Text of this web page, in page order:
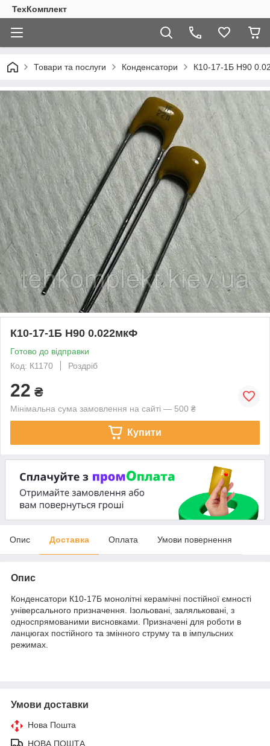
ТехКомплект
Товари та послуги Конденсатори К10-17-1Б Н90
К10-17-1Б Н90 0.022мкФ
Готово до відправки
Код: К1170
Роздріб
22 ₴
Мінімальна сума замовлення на сайті — 500 ₴
Купити
Опис Доставка Оплата Умови повернення
Опис
Конденсатори К10-17Б монолітні керамічні постійної ємності
універсального призначення. Ізольовані, заляльковані, з
односпрямованими висновками. Призначені для роботи в
ланцюгах постійного та змінного струму та в імпульсних
режимах.
Умови доставки
Нова Пошта
НОВА ПОШТА